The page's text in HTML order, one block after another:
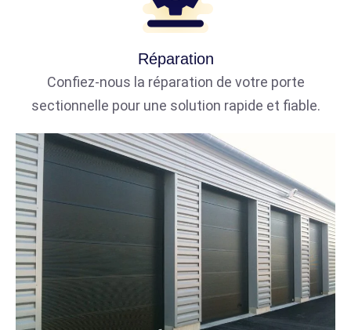
Réparation
Confiez-nous la réparation de votre porte
sectionnelle pour une solution rapide et fiable.